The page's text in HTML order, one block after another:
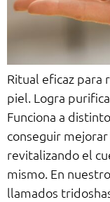
Ritual eficaz para
piel. Logra
Funciona a
conseguir
revitalizando el
mismo. En
llamados